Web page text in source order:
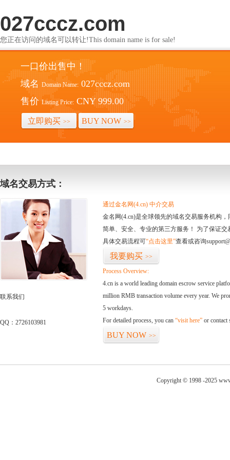
027cccz.com
您正在访问的域名可以转让!This domain name is for sale!
一口价出售中！
域名 Domain Name: 027cccz.com
售价 Listing Price: CNY 999.00
立即购买 >> BUY NOW >>
域名交易方式：
联系我们
QQ：2726103981
通过金名网(4.cn) 中介交易
金名网(4.cn)是全球领先的域名交易服务机构
简单、安全、专业的第三方服务！ 为了保证
具体交易流程可“点击这里”查看或咨询
我要购买 >>
Process Overview:
4.cn is a world leading domain escrow service
million RMB transaction volume every year. We
5 workdays.
For detailed process, you can “visit here” or contact
BUY NOW >>
Copyright © 1998 -2025